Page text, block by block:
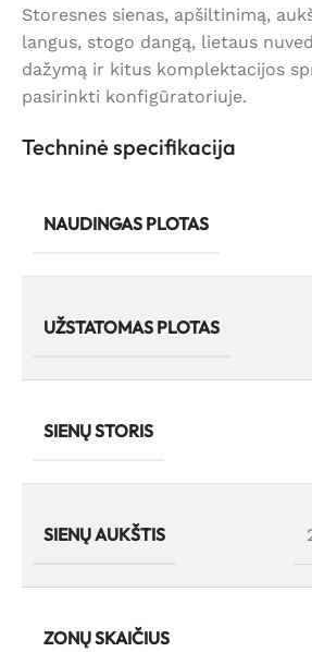
Storesnes sienas, apšiltinimą,
langus, stogo dangą, lietaus
dažymą ir kitus komplektacijos
pasirinkti konfigūratoriuje.
Techninė specifikacija
NAUDINGAS PLOTAS
UŽSTATOMAS PLOTAS
SIENŲ STORIS
SIENŲ AUKŠTIS
ZONŲ SKAIČIUS